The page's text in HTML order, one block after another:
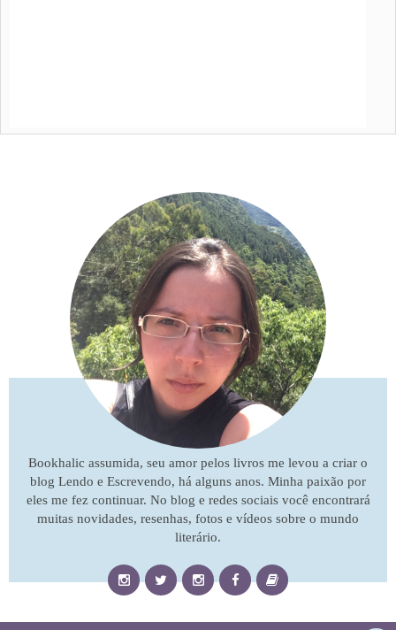
Bookhalic assumida, seu amor pelos livros me levou a criar o
blog Lendo e Escrevendo, há alguns anos. Minha paixão por
eles me fez continuar. No blog e redes sociais você encontrará
muitas novidades, resenhas, fotos e vídeos sobre o mundo
literário.